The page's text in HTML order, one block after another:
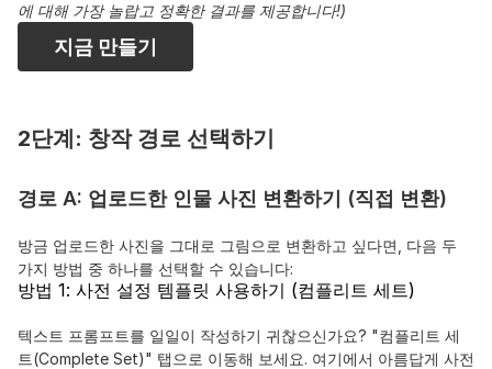
에 대해 가장 놀랍고 정확한 결과를 제공합니다!)
지금 만들기
2단계: 창작 경로 선택하기
경로 A: 업로드한 인물 사진 변환하기 (직접 변환)
방금 업로드한 사진을 그대로 그림으로 변환하고 싶다면, 다음 두
가지 방법 중 하나를 선택할 수 있습니다:
방법 1: 사전 설정 템플릿 사용하기 (컴플리트 세트)
텍스트 프롬프트를 일일이 작성하기 귀찮으신가요? "컴플리트 세
트(Complete Set)" 탭으로 이동해 보세요. 여기에서 아름답게 사전